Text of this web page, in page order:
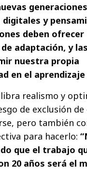
digitales y
deben ofrecer
adaptación, y
nuestra propia
en el
realismo y
de exclusión
pero también
para hacerlo:
que el trabajo
20 años será el